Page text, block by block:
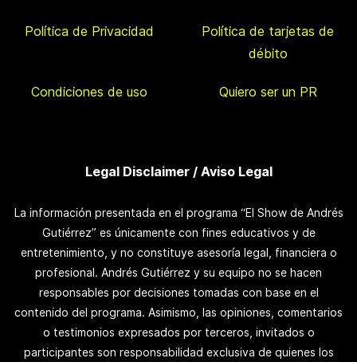
Política de Privacidad
Política de tarjetas de
débito
Condiciones de uso Quiero ser un PR
Legal Disclaimer / Aviso Legal
La información presentada en el programa “El Show de Andrés
Gutiérrez” es únicamente con fines educativos y de
entretenimiento, y no constituye asesoría legal, financiera o
profesional. Andrés Gutiérrez y su equipo no se hacen
responsables por decisiones tomadas con base en el
contenido del programa. Asimismo, las opiniones, comentarios
o testimonios expresados por terceros, invitados o
participantes son responsabilidad exclusiva de quienes los